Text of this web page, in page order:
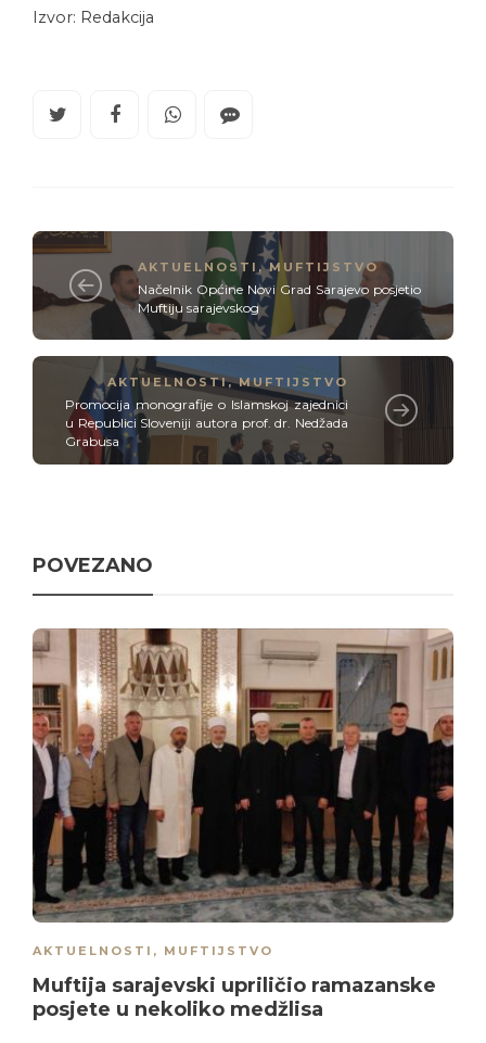
Izvor: Redakcija
AKTUELNOSTI ,MUFTIJSTVO
Načelnik Općine Novi Grad Sarajevo posjetio
Muftiju sarajevskog
AKTUELNOSTI,MUFTIJSTVO
Promocija monografije o Islamskoj zajednici
u Republici Sloveniji autora prof. dr. Nedžada
Grabusa
POVEZANO
AKTUELNOSTI , MUFTIJSTVO
Muftija sarajevski upriličio ramazanske
posjete u nekoliko medžlisa